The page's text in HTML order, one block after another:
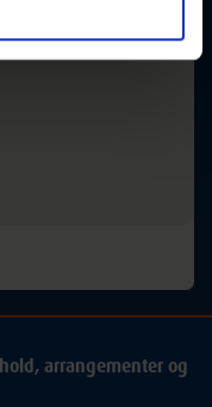
arrangementer og